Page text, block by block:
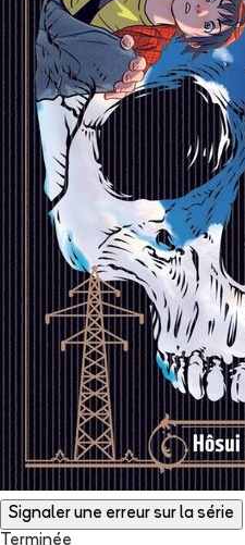
Signaler une erreur sur la série
Terminée